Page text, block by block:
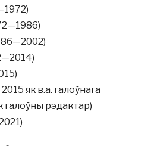
як в.а. галоўнага
галоўны рэдактар)